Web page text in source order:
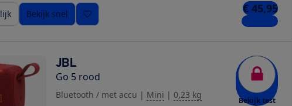
Bekijk snel € 45,95
3 winkels
JBL
Go 5 rood
Bluetooth / met accu | Mini | 0,23 kg
Bekijk test